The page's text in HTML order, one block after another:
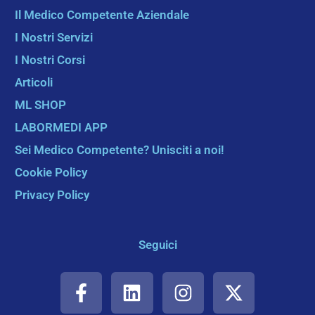
Il Medico Competente Aziendale
I Nostri Servizi
I Nostri Corsi
Articoli
ML SHOP
LABORMEDI APP
Sei Medico Competente? Unisciti a noi!
Cookie Policy
Privacy Policy
Seguici
F
a
L
i
I
n
X
-